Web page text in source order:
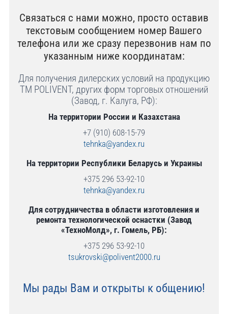
Связаться с нами можно, просто оставив
текстовым сообщением номер Вашего
телефона или же сразу перезвонив нам по
указанным ниже координатам:
Для получения дилерских условий на продукцию
ТМ POLIVENT, других форм торговых отношений
(Завод, г. Калуга, РФ):
На территории России и Казахстана
+7 (910) 608-15-79
tehnka@yandex.ru
На территории Республики Беларусь и Украины
+375 296 53-92-10
tehnka@yandex.ru
Для сотрудничества в области изготовления и
ремонта технологической оснастки (Завод
«ТехноМолд», г. Гомель, РБ):
+375 296 53-92-10
tsukrovski@polivent2000.ru
Мы рады Вам и открыты к общению!